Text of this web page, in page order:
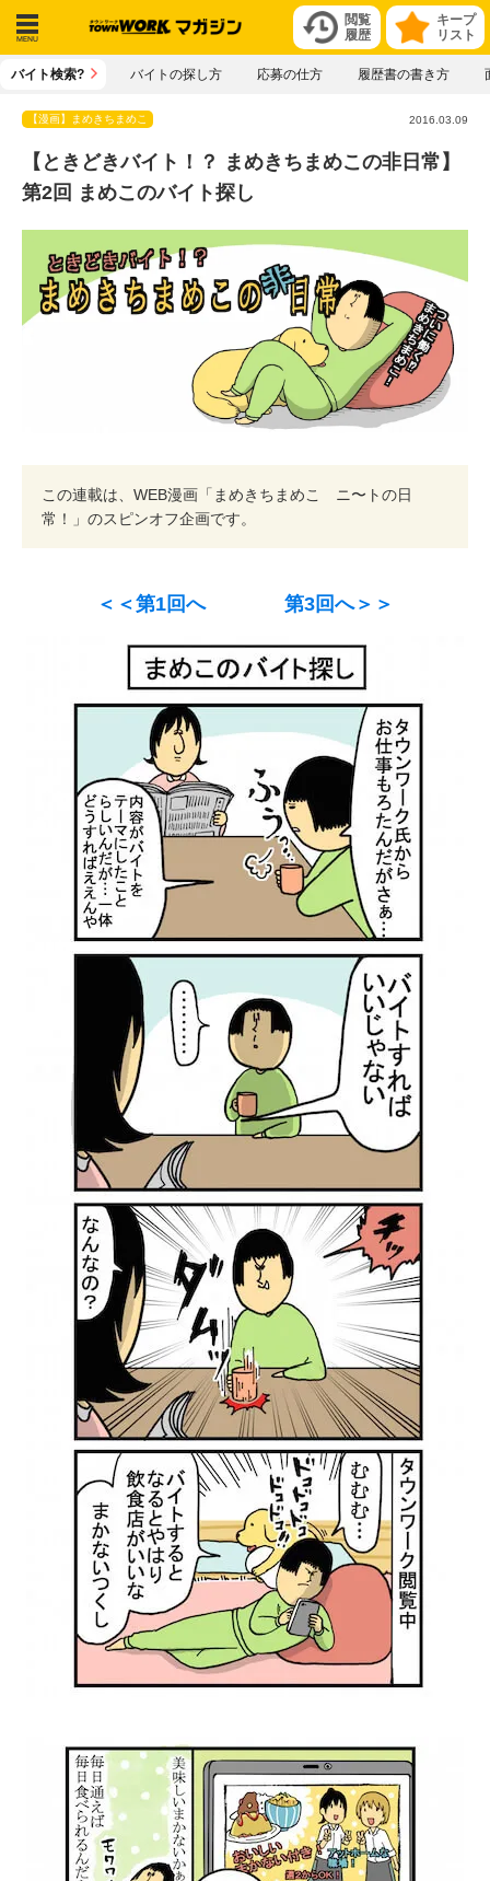
キープ
リスト
閲覧
履歴
メニ
バイト検索? バイトの探し方 応募の仕方 履歴書の書き方
【漫画】まめきちまめこ 2016.03.09
【ときどきバイト！？ まめきちまめこの非日常】
第2回 まめこのバイト探し
この連載は、WEB漫画「まめきちまめこ ニ〜トの日
常！」のスピンオフ企画です。
＜＜第1回へ 第3回へ＞＞